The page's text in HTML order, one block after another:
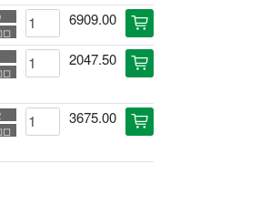
6909.00 cart
2047.50 cart
3675.00 cart